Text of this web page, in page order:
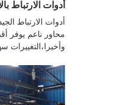
أدوات الارتباط
محاور ناعم يوفر
وأخيرا،التغييرات